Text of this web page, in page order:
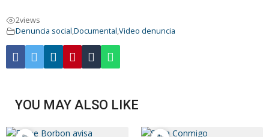
2views
Denuncia social,Documental,Video denuncia
YOU MAY ALSO LIKE